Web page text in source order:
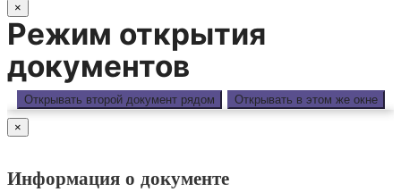
×
Режим открытия
документов
Открывать второй документ рядом Открывать в этом же окне
×
Информация о документе